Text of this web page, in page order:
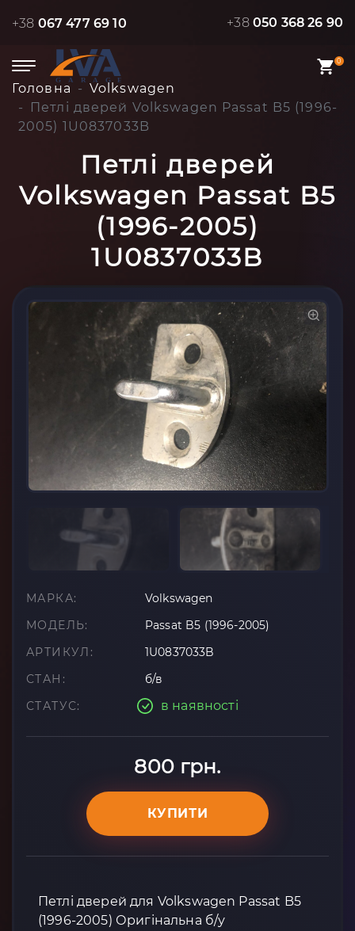
+38 067 477 69 10 +38 050 368 26 90
0
Головна
Volkswagen
Петлі дверей Volkswagen Passat B5 (1996-
2005) 1U0837033B
Петлі дверей
Volkswagen Passat B5
(1996-2005)
1U0837033B
МАРКА:
Volkswagen
МОДЕЛЬ:
Passat B5 (1996-2005)
АРТИКУЛ:
1U0837033B
СТАН:
б/в
СТАТУС:
в наявності
800 грн.
КУПИТИ
Петлі дверей для Volkswagen Passat B5
(1996-2005) Оригінальна б/у